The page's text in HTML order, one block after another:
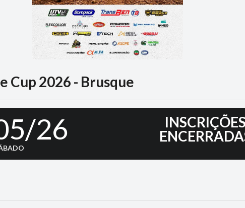
Cup 2026 - Brusque
26
INSCRIÇÕES